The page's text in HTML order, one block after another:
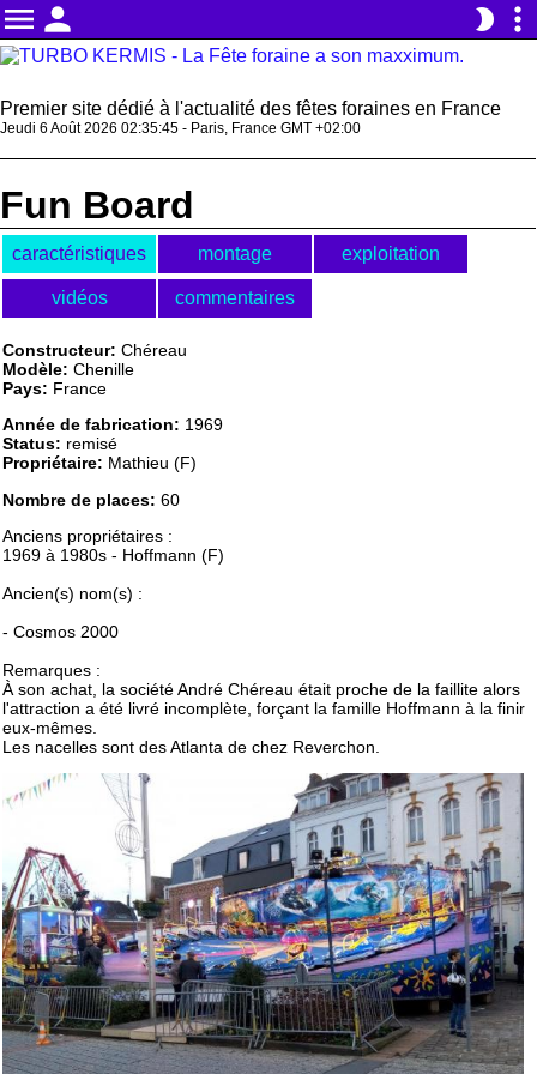
menu person brightness_2 more_vert
Premier site dédié à l'actualité des fêtes foraines en France
Jeudi 6 Août 2026 02:35:45 - Paris, France GMT +02:00
Fun Board
caractéristiques montage exploitation
vidéos commentaires
Constructeur: Chéreau
Modèle: Chenille
Pays: France
Année de fabrication: 1969
Status: remisé
Propriétaire: Mathieu (F)
Nombre de places: 60
Anciens propriétaires :
1969 à 1980s - Hoffmann (F)
Ancien(s) nom(s) :
- Cosmos 2000
Remarques :
À son achat, la société André Chéreau était proche de la faillite alors
l'attraction a été livré incomplète, forçant la famille Hoffmann à la finir
eux-mêmes.
Les nacelles sont des Atlanta de chez Reverchon.